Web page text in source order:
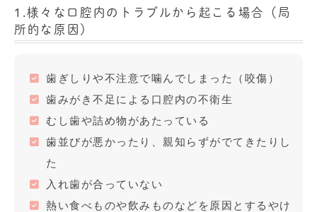
1.様々な口腔内のトラブルから起こる場合（局
所的な原因）
歯ぎしりや不注意で噛んでしまった（咬傷）
歯みがき不足による口腔内の不衛生
むし歯や詰め物があたっている
歯並びが悪かったり、親知らずがでてきたりし
た
入れ歯が合っていない
熱い食べものや飲みものなどを原因とするやけ